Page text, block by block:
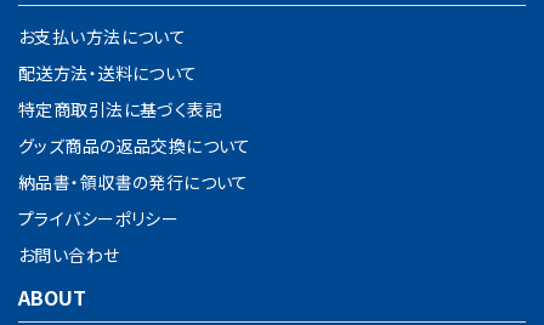
お支払い方法について
配送方法・送料について
特定商取引法に基づく表記
グッズ商品の返品交換について
納品書・領収書の発行について
プライバシーポリシー
お問い合わせ
ABOUT